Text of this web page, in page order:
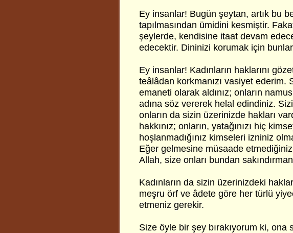
Ey insanlar! Bugün şeytan, artık bu
tapılmasından ümidini kesmiştir.
şeylerde, kendisine itaat devam
edecektir. Dininizi korumak için
Ey insanlar! Kadınların haklarını
teâlâdan korkmanızı vasiyet ederim.
emaneti olarak aldınız; onların
adına söz vererek helal edindiniz.
onların da sizin üzerinizde hakları
hakkınız; onların, yatağınızı hiç
hoşlanmadığınız kimseleri izniniz
Eğer gelmesine müsaade
Allah, size onları bundan
Kadınların da sizin üzerinizdeki
meşru örf ve âdete göre her türlü
etmeniz gerekir.
Size öyle bir şey bırakıyorum ki, ona